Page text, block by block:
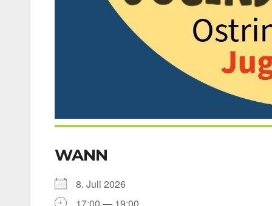
WANN
8. Juli 2026
17:00 — 19:00